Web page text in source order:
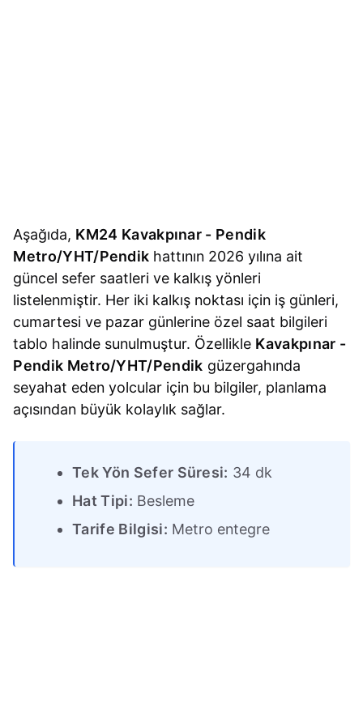
Aşağıda, KM24 Kavakpınar - Pendik
Metro/YHT/Pendik hattının 2026 yılına ait
güncel sefer saatleri ve kalkış yönleri
listelenmiştir. Her iki kalkış noktası için iş günleri,
cumartesi ve pazar günlerine özel saat bilgileri
tablo halinde sunulmuştur. Özellikle Kavakpınar -
Pendik Metro/YHT/Pendik güzergahında
seyahat eden yolcular için bu bilgiler, planlama
açısından büyük kolaylık sağlar.
Tek Yön Sefer Süresi: 34 dk
Hat Tipi: Besleme
Tarife Bilgisi: Metro entegre